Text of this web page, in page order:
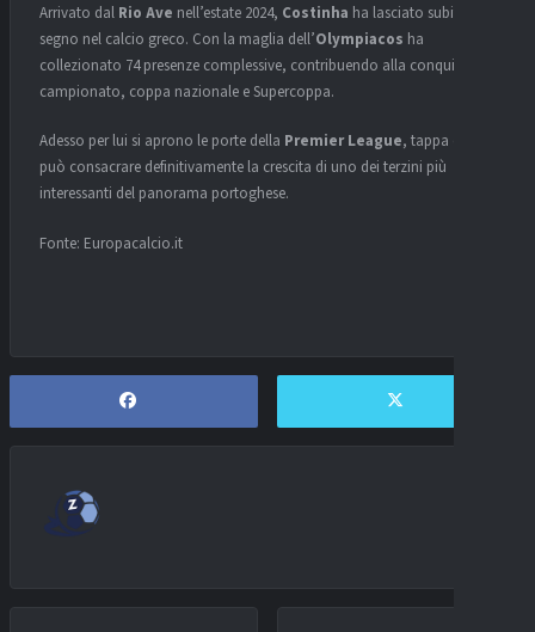
Arrivato dal Rio Ave nell’estate 2024, Costinha ha lasciato subito il
segno nel calcio greco. Con la maglia dell’Olympiacos ha
collezionato 74 presenze complessive, contribuendo alla conquista di
campionato, coppa nazionale e Supercoppa.
Adesso per lui si aprono le porte della Premier League, tappa che
può consacrare definitivamente la crescita di uno dei terzini più
interessanti del panorama portoghese.
Fonte: Europacalcio.it